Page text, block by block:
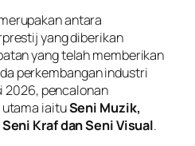
antara
yang diberikan
yang telah memberikan
perkembangan industri
2026, pencalonan
iaituSeni Muzik,
Kraf dan Seni Visual.